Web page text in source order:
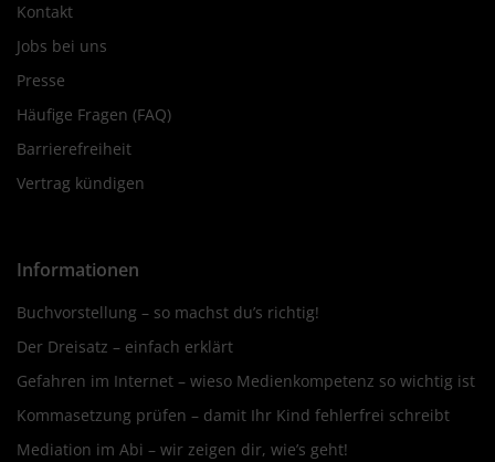
Kontakt
Jobs bei uns
Presse
Häufige Fragen (FAQ)
Barrierefreiheit
Vertrag kündigen
Informationen
Buchvorstellung – so machst du’s richtig!
Der Dreisatz – einfach erklärt
Gefahren im Internet – wieso Medienkompetenz so wichtig ist
Kommasetzung prüfen – damit Ihr Kind fehlerfrei schreibt
Mediation im Abi – wir zeigen dir, wie’s geht!